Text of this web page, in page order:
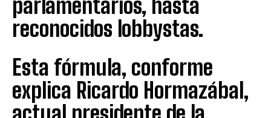
parlamentarios, hasta
reconocidos lobbystas.
Esta fórmula, conforme
explica Ricardo Hormazábal,